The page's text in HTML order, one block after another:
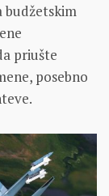
budžetskim
priušte
posebno